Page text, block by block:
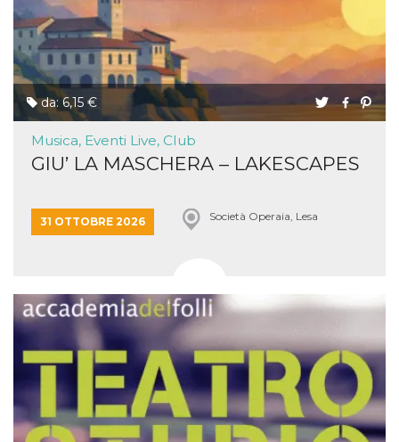
da: 6,15 €
Musica, Eventi Live, Club
GIU’ LA MASCHERA – LAKESCAPES
31 OTTOBRE 2026 Società Operaia, Lesa